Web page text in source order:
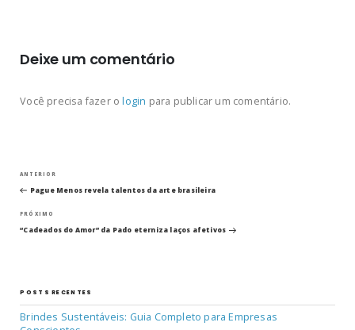
Deixe um comentário
Você precisa fazer ologin para publicar um comentário.
Navegação
de
Post
Post
anterior
ANTERIOR
Pague Menos revela talentos da arte brasileira
Próximo
post
PRÓXIMO
“Cadeados do Amor” da Pado eterniza laços afetivos
POSTS RECENTES
Brindes Sustentáveis: Guia Completo para Empresas